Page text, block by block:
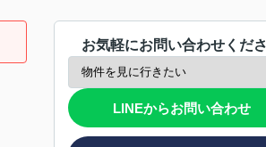
お気軽にお問い合わせくだ
LINEからお問い合わせ